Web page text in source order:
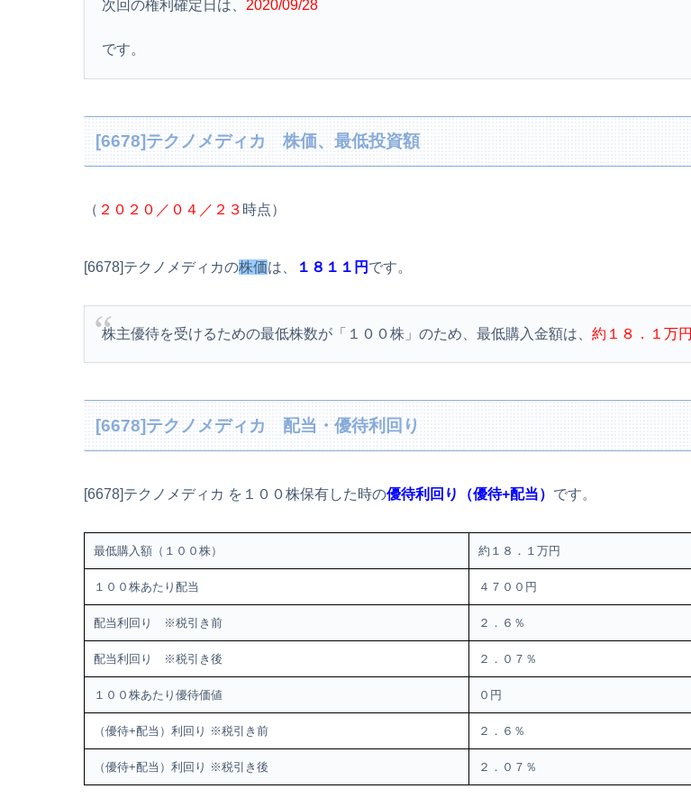
次回の権利確定日は、 2020/09/28
です。
[6678]テクノメディカ 株価、最低投資額
（ ２０２０／０４／２３ 時点）
[6678]テクノメディカの株価は、 １８１１円 です。
株主優待を受けるための最低株数が「１００株」のため、最低購入金額は、約１８．１万円
[6678]テクノメディカ 配当・優待利回り
[6678]テクノメディカ を１００株保有した時の優待利回り（優待+配当） です。
最低購入額（１００株） 約１８．１万円
１００株あたり配当 ４７００円
配当利回り ※税引き前 ２．６％
配当利回り ※税引き後 ２．０７％
１００株あたり優待価値 ０円
（優待+配当）利回り ※税引き前 ２．６％
（優待+配当）利回り ※税引き後 ２．０７％